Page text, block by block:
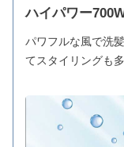
ハイパワー
パワフルな風で洗
てスタイリングも